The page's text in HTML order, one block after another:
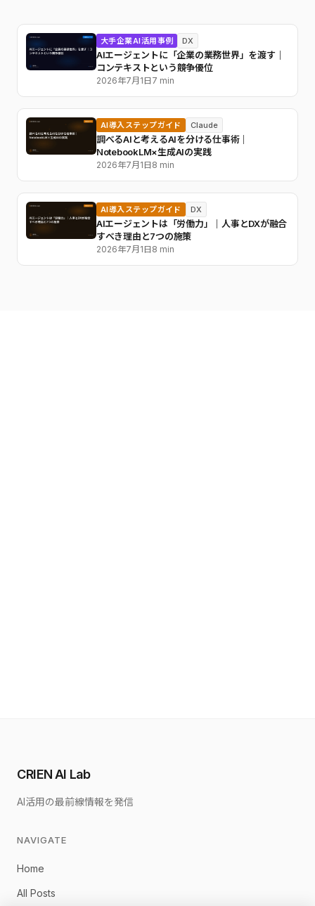
大手企業AI活用事例 DX
AIエージェントに「企業の業務世界」を渡す｜
コンテキストという競争優位
2026年7月1日7 min
AI導入ステップガイド Claude
調べるAIと考えるAIを分ける仕事術｜
NotebookLM×生成AIの実践
2026年7月1日8 min
AI導入ステップガイド DX
AIエージェントは「労働力」｜人事とDXが融合
すべき理由と7つの施策
2026年7月1日8 min
CRIEN AI Lab
AI活用の最前線情報を発信
NAVIGATE
Home
All Posts